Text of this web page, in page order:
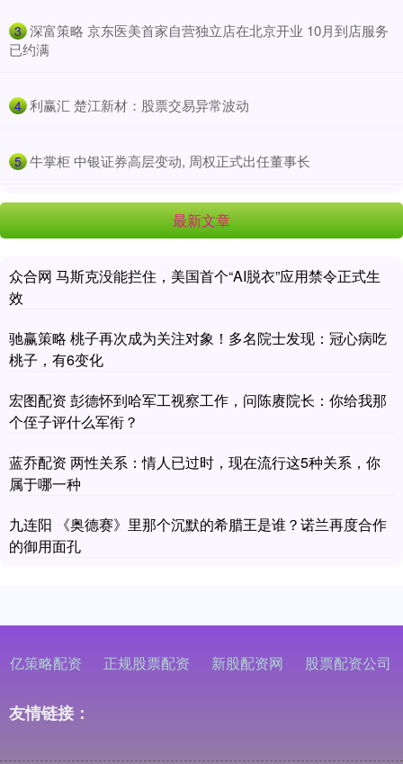
3 ​深富策略 京东医美首家自营独立店在北京开业 10月到店服务
已约满
4 ​利赢汇 楚江新材：股票交易异常波动
5 ​牛掌柜 中银证券高层变动, 周权正式出任董事长
最新文章
众合网 马斯克没能拦住，美国首个“AI脱衣”应用禁令正式生
效
驰赢策略 桃子再次成为关注对象！多名院士发现：冠心病吃
桃子，有6变化
宏图配资 彭德怀到哈军工视察工作，问陈赓院长：你给我那
个侄子评什么军衔？
蓝乔配资 两性关系：情人已过时，现在流行这5种关系，你
属于哪一种
九连阳 《奥德赛》里那个沉默的希腊王是谁？诺兰再度合作
的御用面孔
亿策略配资 正规股票配资 新股配资网 股票配资公司
友情链接：